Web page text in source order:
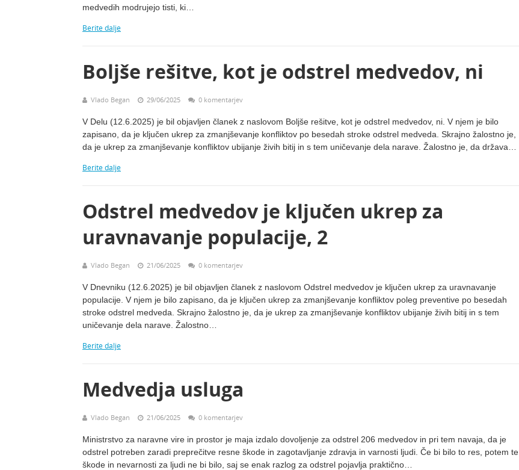
medvedih modrujejo tisti, ki…
Berite dalje
Boljše rešitve, kot je odstrel medvedov, ni
Vlado Began 29/06/2025 0 komentarjev
V Delu (12.6.2025) je bil objavljen članek z naslovom Boljše rešitve, kot je odstrel medvedov, ni. V njem je bilo
zapisano, da je ključen ukrep za zmanjševanje konfliktov po besedah stroke odstrel medveda. Skrajno žalostno je,
da je ukrep za zmanjševanje konfliktov ubijanje živih bitij in s tem uničevanje dela narave. Žalostno je, da država…
Berite dalje
Odstrel medvedov je ključen ukrep za
uravnavanje populacije, 2
Vlado Began 21/06/2025 0 komentarjev
V Dnevniku (12.6.2025) je bil objavljen članek z naslovom Odstrel medvedov je ključen ukrep za uravnavanje
populacije. V njem je bilo zapisano, da je ključen ukrep za zmanjševanje konfliktov poleg preventive po besedah
stroke odstrel medveda. Skrajno žalostno je, da je ukrep za zmanjševanje konfliktov ubijanje živih bitij in s tem
uničevanje dela narave. Žalostno…
Berite dalje
Medvedja usluga
Vlado Began 21/06/2025 0 komentarjev
Ministrstvo za naravne vire in prostor je maja izdalo dovoljenje za odstrel 206 medvedov in pri tem navaja, da je
odstrel potreben zaradi preprečitve resne škode in zagotavljanje zdravja in varnosti ljudi. Če bi bilo to res, potem te
škode in nevarnosti za ljudi ne bi bilo, saj se enak razlog za odstrel pojavlja praktično…